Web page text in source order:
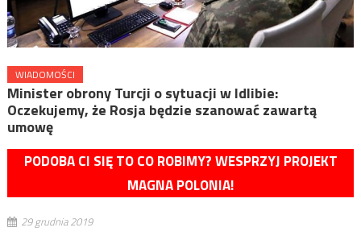
WIADOMOŚCI
Minister obrony Turcji o sytuacji w Idlibie:
Oczekujemy, że Rosja będzie szanować zawartą
umowę
PODOBA CI SIĘ TO CO ROBIMY? WESPRZYJ PROJEKT
MAGNA POLONIA!
29 grudnia 2019